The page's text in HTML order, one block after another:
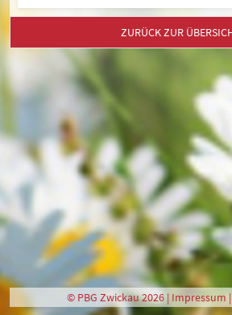
ZURÜCK ZUR
© PBG Zwickau 2026 | Impressum |